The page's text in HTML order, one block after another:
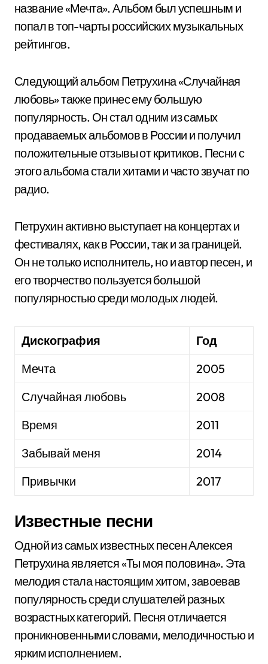
название «Мечта». Альбом был успешным и
попал в топ-чарты российских музыкальных
рейтингов.
Следующий альбом Петрухина «Случайная
любовь» также принес ему большую
популярность. Он стал одним из самых
продаваемых альбомов в России и получил
положительные отзывы от критиков. Песни с
этого альбома стали хитами и часто звучат по
радио.
Петрухин активно выступает на концертах и
фестивалях, как в России, так и за границей.
Он не только исполнитель, но и автор песен, и
его творчество пользуется большой
популярностью среди молодых людей.
Дискография
Год
Мечта
2005
Случайная любовь
2008
Время
2011
Забывай меня
2014
Привычки
2017
Известные песни
Одной из самых известных песен Алексея
Петрухина является «Ты моя половина». Эта
мелодия стала настоящим хитом, завоевав
популярность среди слушателей разных
возрастных категорий. Песня отличается
проникновенными словами, мелодичностью и
ярким исполнением.